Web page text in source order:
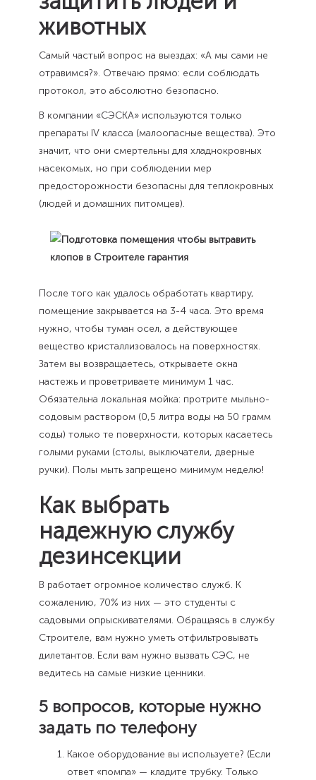
животных
Самый частый вопрос на выездах: «А мы сами не
отравимся?». Отвечаю прямо: если соблюдать
протокол, это абсолютно безопасно.
В компании «СЭСКА» используются только
препараты IV класса (малоопасные вещества). Это
значит, что они смертельны для хладнокровных
насекомых, но при соблюдении мер
предосторожности безопасны для теплокровных
(людей и домашних питомцев).
После того как удалось обработать квартиру,
помещение закрывается на 3-4 часа. Это время
нужно, чтобы туман осел, а действующее
вещество кристаллизовалось на поверхностях.
Затем вы возвращаетесь, открываете окна
настежь и проветриваете минимум 1 час.
Обязательна локальная мойка: протрите мыльно-
содовым раствором (0,5 литра воды на 50 грамм
соды) только те поверхности, которых касаетесь
голыми руками (столы, выключатели, дверные
ручки). Полы мыть запрещено минимум неделю!
Как выбрать
надежную службу
дезинсекции
В работает огромное количество служб. К
сожалению, 70% из них — это студенты с
садовыми опрыскивателями. Обращаясь в службу
Строителе, вам нужно уметь отфильтровывать
дилетантов. Если вам нужно вызвать СЭС, не
ведитесь на самые низкие ценники.
5 вопросов, которые нужно
задать по телефону
Какое оборудование вы используете? (Если
ответ «помпа» — кладите трубку. Только